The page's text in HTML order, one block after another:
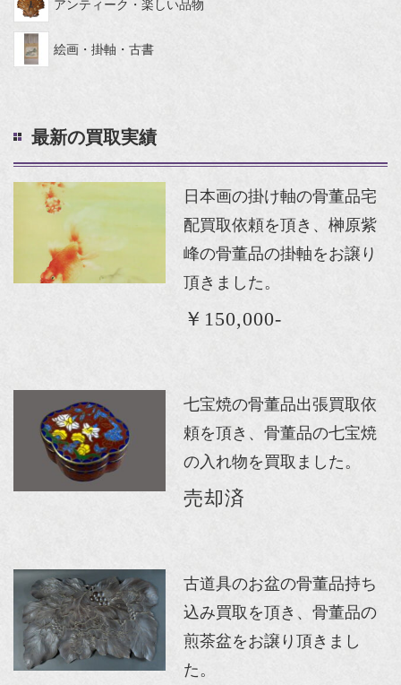
アンティーク・楽しい品物
絵画・掛軸・古書
最新の買取実績
日本画の掛け軸の骨董品宅
配買取依頼を頂き、榊原紫
峰の骨董品の掛軸をお譲り
頂きました。
￥150,000-
七宝焼の骨董品出張買取依
頼を頂き、骨董品の七宝焼
の入れ物を買取ました。
売却済
古道具のお盆の骨董品持ち
込み買取を頂き、骨董品の
煎茶盆をお譲り頂きまし
た。